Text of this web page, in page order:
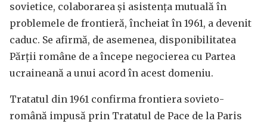
sovietice, colaborarea și asistența mutuală în
problemele de frontieră, încheiat în 1961, a devenit
caduc. Se afirmă, de asemenea, disponibilitatea
Părții române de a începe negocierea cu Partea
ucraineană a unui acord în acest domeniu.
Tratatul din 1961 confirma frontiera sovieto-
română impusă prin Tratatul de Pace de la Paris